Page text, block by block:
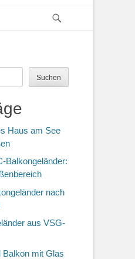
Suchen
Haus am See
Balkongeländer:
nach
aus VSG-
Balkon mit Glas